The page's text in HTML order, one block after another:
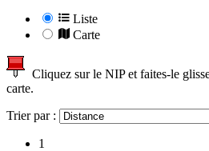
Liste
Carte
Cliquez sur le NIP et faites-le
carte.
Trier par :
1